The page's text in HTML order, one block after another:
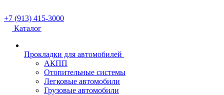
+7 (913) 415-3000
Каталог
Прокладки для автомобилей
АКПП
Отопительные системы
Легковые автомобили
Грузовые автомобили